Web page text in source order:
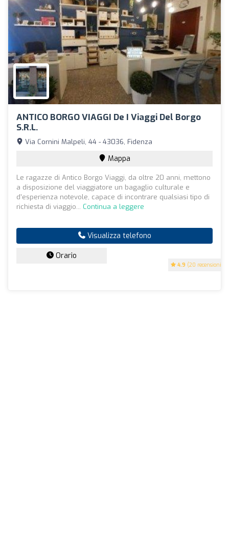
ANTICO BORGO VIAGGI De I Viaggi Del Borgo
S.r.l.
4.9 (20 recensioni)
Via Cornini Malpeli, 44 - 43036, Fidenza
Mappa
Le ragazze di Antico Borgo Viaggi, da oltre 20 anni, mettono
a disposizione del viaggiatore un bagaglio culturale e
d’esperienza notevole, capace di incontrare qualsiasi tipo di
richiesta di viaggio... Continua a leggere
Visualizza telefono
Orario